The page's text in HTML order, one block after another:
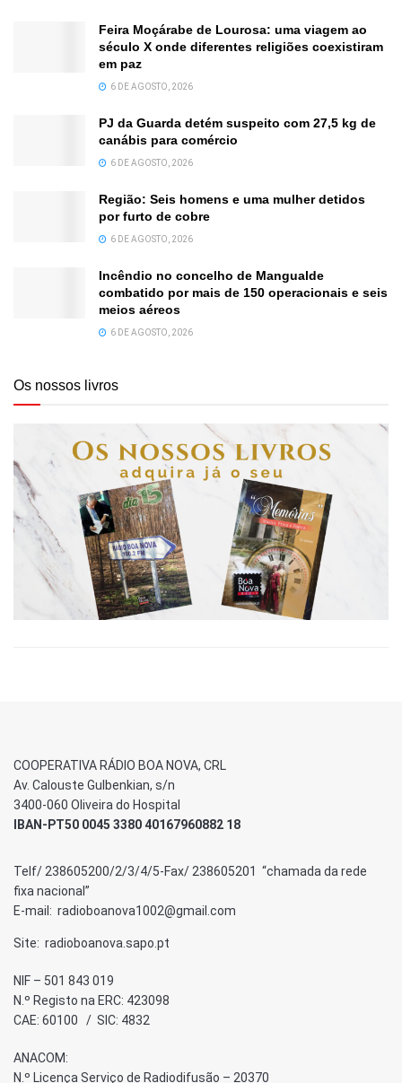
Feira Moçárabe de Lourosa: uma viagem ao
século X onde diferentes religiões coexistiram
em paz
6 DE AGOSTO, 2026
PJ da Guarda detém suspeito com 27,5 kg de
canábis para comércio
6 DE AGOSTO, 2026
Região: Seis homens e uma mulher detidos
por furto de cobre
6 DE AGOSTO, 2026
Incêndio no concelho de Mangualde
combatido por mais de 150 operacionais e seis
meios aéreos
6 DE AGOSTO, 2026
Os nossos livros
COOPERATIVA RÁDIO BOA NOVA, CRL
Av. Calouste Gulbenkian, s/n
3400-060 Oliveira do Hospital
IBAN-PT50 0045 3380 40167960882 18
Telf/ 238605200/2/3/4/5-Fax/ 238605201 “chamada da rede
fixa nacional”
E-mail: radioboanova1002@gmail.com
Site: radioboanova.sapo.pt
NIF – 501 843 019
N.º Registo na ERC: 423098
CAE: 60100 / SIC: 4832
ANACOM:
N.º Licença Serviço de Radiodifusão – 20370